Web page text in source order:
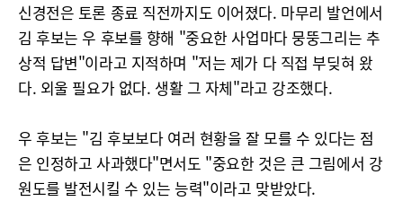
신경전은 토론 종료 직전까지도 이어졌다. 마무리 발언에서
김 후보는 우 후보를 향해 "중요한 사업마다 뭉뚱그리는 추
상적 답변"이라고 지적하며 "저는 제가 다 직접 부딪혀 왔
다. 외울 필요가 없다. 생활 그 자체"라고 강조했다.
우 후보는 "김 후보보다 여러 현황을 잘 모를 수 있다는 점
은 인정하고 사과했다"면서도 "중요한 것은 큰 그림에서 강
원도를 발전시킬 수 있는 능력"이라고 맞받았다.